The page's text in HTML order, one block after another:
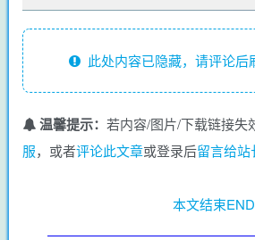
此处内容已隐藏，请评论后
温馨提示： 若内容/图片/下载链接失
服，或者评论此文章或登录后留言给站
本文结束END